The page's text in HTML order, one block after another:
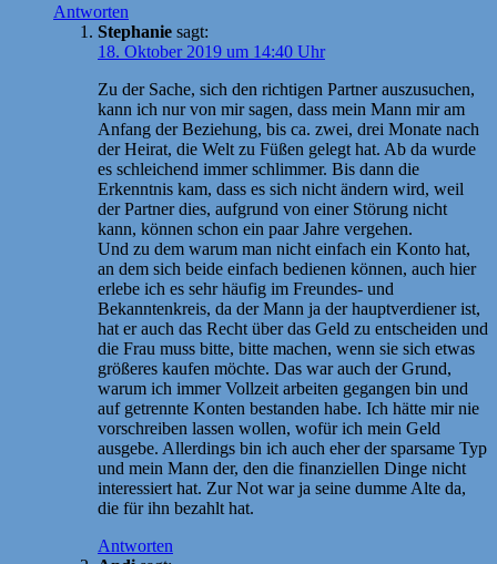
Antworten
Stephanie sagt:
18. Oktober 2019 um 14:40 Uhr
Zu der Sache, sich den richtigen Partner auszusuchen,
kann ich nur von mir sagen, dass mein Mann mir am
Anfang der Beziehung, bis ca. zwei, drei Monate nach
der Heirat, die Welt zu Füßen gelegt hat. Ab da wurde
es schleichend immer schlimmer. Bis dann die
Erkenntnis kam, dass es sich nicht ändern wird, weil
der Partner dies, aufgrund von einer Störung nicht
kann, können schon ein paar Jahre vergehen.
Und zu dem warum man nicht einfach ein Konto hat,
an dem sich beide einfach bedienen können, auch hier
erlebe ich es sehr häufig im Freundes- und
Bekanntenkreis, da der Mann ja der hauptverdiener ist,
hat er auch das Recht über das Geld zu entscheiden und
die Frau muss bitte, bitte machen, wenn sie sich etwas
größeres kaufen möchte. Das war auch der Grund,
warum ich immer Vollzeit arbeiten gegangen bin und
auf getrennte Konten bestanden habe. Ich hätte mir nie
vorschreiben lassen wollen, wofür ich mein Geld
ausgebe. Allerdings bin ich auch eher der sparsame Typ
und mein Mann der, den die finanziellen Dinge nicht
interessiert hat. Zur Not war ja seine dumme Alte da,
die für ihn bezahlt hat.
Antworten